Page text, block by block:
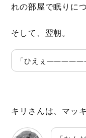
れの部屋で眠りにつ
そして、翌朝。
「ひえぇ――――――
キリさんは、マッ